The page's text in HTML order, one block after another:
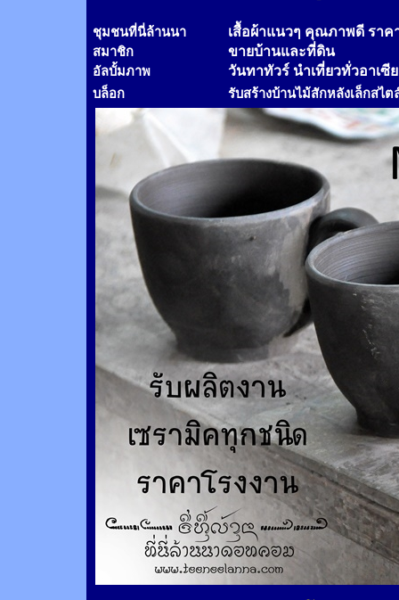
ชุมชนที่นี่ล้านนา เสื้อผ้าแนวๆ คุณภาพดี ราค
สมาชิก ขายบ้านและที่ดิน
อัลบั้มภาพ วันทาทัวร์ นำเที่ยวทั่วอาเซี
บล็อก รับสร้างบ้านไม้สักหลังเล็กสไต